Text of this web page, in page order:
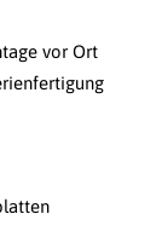
vor Ort